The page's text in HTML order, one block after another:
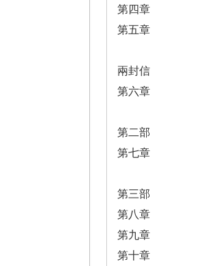
第四章
第五章
兩封信
第六章
第二部
第七章
第三部
第八章
第九章
第十章